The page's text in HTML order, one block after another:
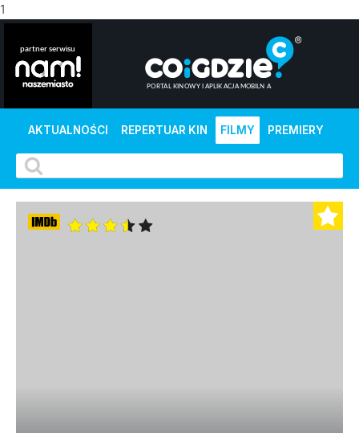
1
AKTUALNOŚCI REPERTUAR KIN FILMY PREMIERY